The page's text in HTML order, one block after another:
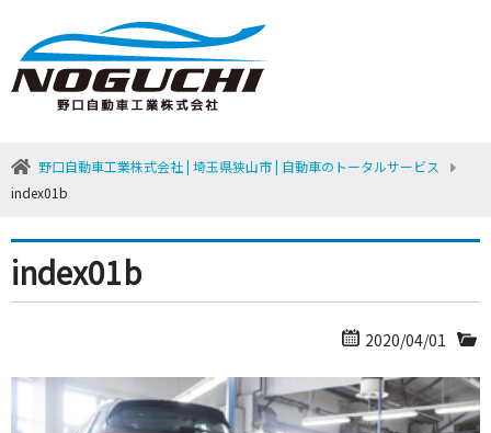
野口自動車工業株式会社 | 埼玉県狭山市 | 自動車のトータルサービス
index01b
index01b
2020/04/01